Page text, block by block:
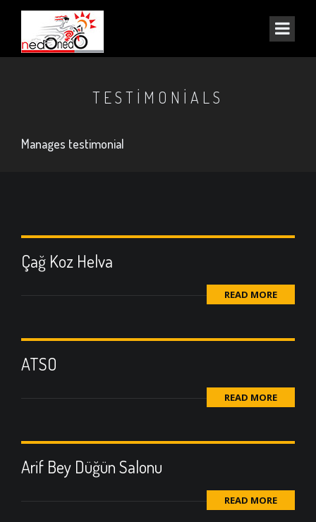
TESTIMONIALS
Manages testimonial
Çağ Koz Helva
READ MORE
ATSO
READ MORE
Arif Bey Düğün Salonu
READ MORE